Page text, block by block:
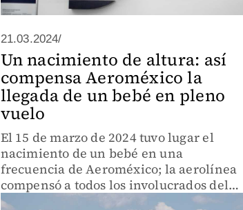
21.03.2024/
Un nacimiento de altura: así
compensa Aeroméxico la
llegada de un bebé en pleno
vuelo
El 15 de marzo de 2024 tuvo lugar el
nacimiento de un bebé en una
frecuencia de Aeroméxico; la aerolínea
compensó a todos los involucrados del
evento.